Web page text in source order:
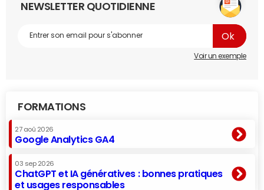
NEWSLETTER QUOTIDIENNE
Voir un exemple
FORMATIONS
27 aoû 2026
Google Analytics GA4
03 sep 2026
ChatGPT et IA génératives : bonnes pratiques
et usages responsables